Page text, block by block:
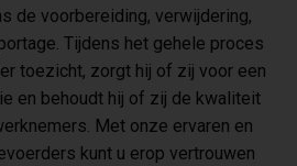
de voorbereiding, verwijdering,
Tijdens het gehele proces
toezicht, zorgt hij of zij voor een
en behoudt hij of zij de kwaliteit
Met onze ervaren en
kunt u erop vertrouwen